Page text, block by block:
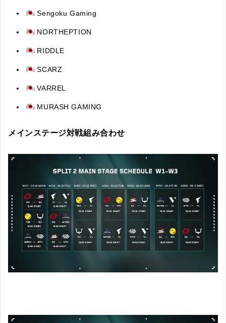
Sengoku Gaming
NORTHEPTION
RIDDLE
SCARZ
VARREL
MURASH GAMING
メインステージ対戦組み合わせ